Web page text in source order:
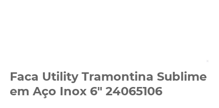
Faca Utility Tramontina Sublime
em Aço Inox 6" 24065106